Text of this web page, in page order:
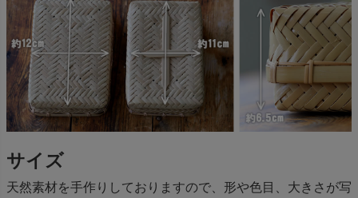
サイズ
天然素材を手作りしておりますので、形や色目、大きさが写